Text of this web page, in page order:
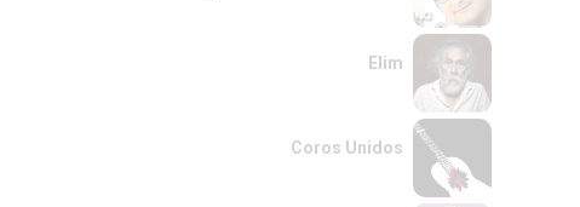
Elim
Coros Unidos